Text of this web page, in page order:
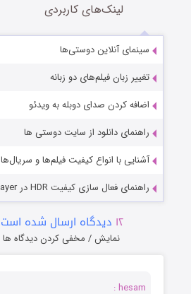
لینک‌های کاربردی
سینمای آنلاین دوستی‌ها
تغییر زبان فیلم‌های دو زبانه
اضافه کردن صدای دوبله به ویدئو
راهنمای دانلود از سایت دوستی ها
آشنایی با انواع کیفیت فیلم‌ها و سریال‌ها
راهنمای فعال سازی کیفیت HDR در PotPlayer
۱۲ دیدگاه ارسال شده است
نمایش / مخفی کردن دیدگاه ها
hesam :